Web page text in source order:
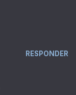
RESPONDER